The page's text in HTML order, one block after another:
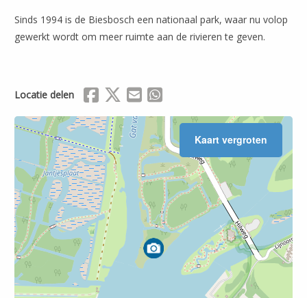
Sinds 1994 is de Biesbosch een nationaal park, waar nu volop
gewerkt wordt om meer ruimte aan de rivieren te geven.
Locatie delen Delen via Facebook
Delen via X (Twitter)
Delen via Mail
Kaart vergroten
Leaflet| ©OpenStreetMap